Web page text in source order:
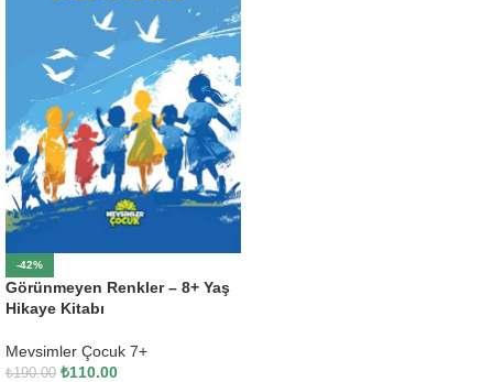
-42%
Görünmeyen Renkler – 8+ Yaş
Hikaye Kitabı
Mevsimler Çocuk 7+
₺190.00 ₺110.00